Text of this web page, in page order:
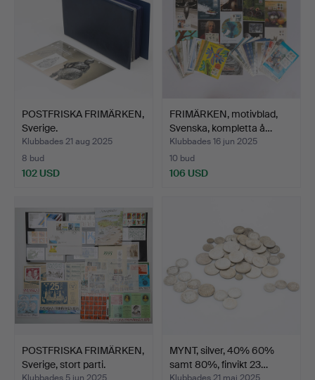
POSTFRISKA FRIMÄRKEN,
Sverige.
Klubbades 21 aug 2025
8 bud
102 USD
FRIMÄRKEN, motivblad,
Svenska, kompletta å…
Klubbades 16 jun 2025
10 bud
106 USD
POSTFRISKA FRIMÄRKEN,
Sverige, stort parti.
Klubbades 5 jun 2025
MYNT, silver, 40% 60%
samt 80%, finvikt 23…
Klubbades 21 maj 2025